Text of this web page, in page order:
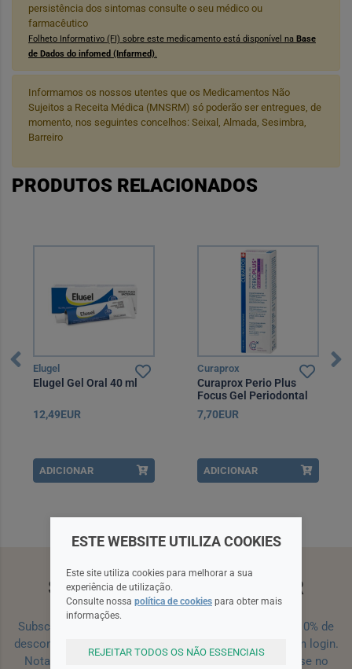
persistência dos sintomas consulte o seu médico ou
farmacêutico
Folheto Informativo (FI) sobre este medicamento está disponível na Base
de Dados do infomed (Infarmed).
Informamos os nossos utentes que os Medicamentos Não
Sujeitos a Receita Médica (MNSRM) só poderão ser entregues, de
momento, nos seguintes concelhos: Seixal, Almada, Sesimbra,
Barreiro
PRODUTOS RELACIONADOS
Elugel
Elugel Gel Oral 40 ml
12,49EUR
ADICIONAR
Curaprox
Curaprox Perio Plus
Focus Gel Periodontal
10 ml
7,70EUR
ADICIONAR
SUBSCREVA A NEWSLETTER
Subscreva a nossa newsletter e receba um cupão de 10% de
desconto para a sua próxima encomenda efetuada com login.
Nota: Para receber o cupão deverá primeiro registar-se no
ESTE WEBSITE UTILIZA COOKIES
Este site utiliza cookies para melhorar a sua
experiência de utilização.
Consulte nossa política de cookies para obter mais
informações.
REJEITAR TODOS OS NÃO ESSENCIAIS